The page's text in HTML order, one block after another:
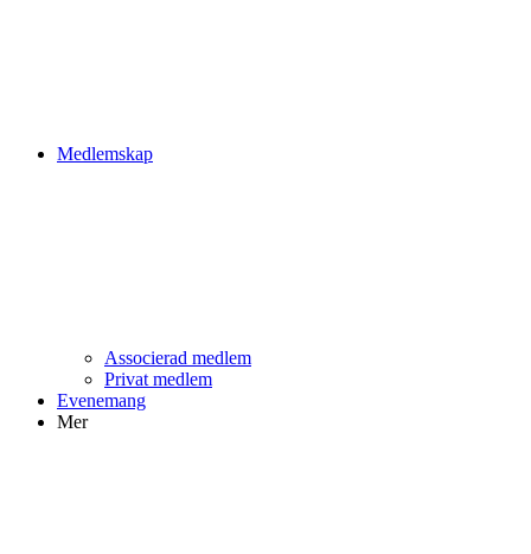
Medlemskap
Associerad medlem
Privat medlem
Evenemang
Mer